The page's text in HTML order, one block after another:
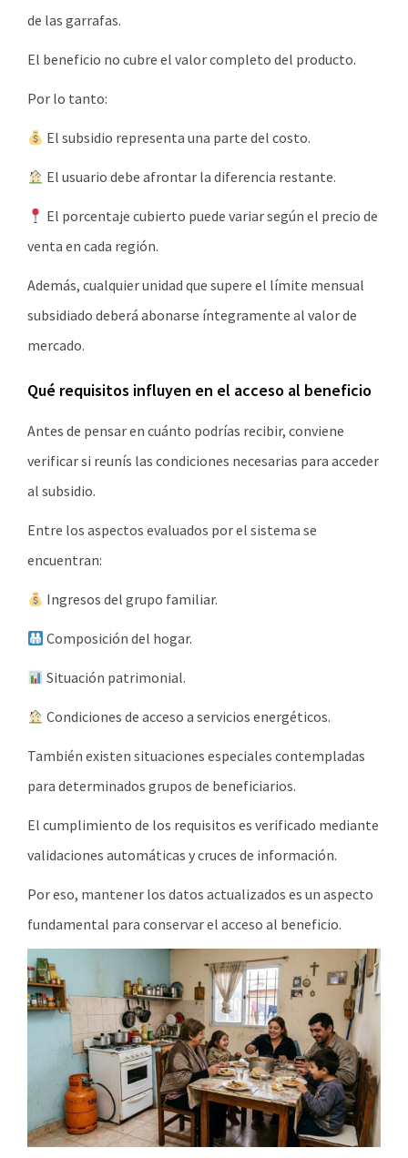
de las garrafas.
El beneficio no cubre el valor completo del producto.
Por lo tanto:
El subsidio representa una parte del costo.
El usuario debe afrontar la diferencia restante.
El porcentaje cubierto puede variar según el precio de
venta en cada región.
Además, cualquier unidad que supere el límite mensual
subsidiado deberá abonarse íntegramente al valor de
mercado.
Qué requisitos influyen en el acceso al beneficio
Antes de pensar en cuánto podrías recibir, conviene
verificar si reunís las condiciones necesarias para acceder
al subsidio.
Entre los aspectos evaluados por el sistema se
encuentran:
Ingresos del grupo familiar.
Composición del hogar.
Situación patrimonial.
Condiciones de acceso a servicios energéticos.
También existen situaciones especiales contempladas
para determinados grupos de beneficiarios.
El cumplimiento de los requisitos es verificado mediante
validaciones automáticas y cruces de información.
Por eso, mantener los datos actualizados es un aspecto
fundamental para conservar el acceso al beneficio.